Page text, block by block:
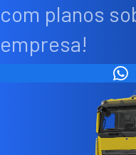
com planos
empresa!